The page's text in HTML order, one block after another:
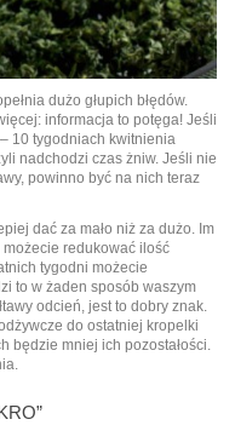
dużo głupich błędów.
informacja to potęga! Jeśli
10 tygodniach kwitnienia
nadchodzi czas żniw. Jeśli nie
powinno być na nich teraz
dać za mało niż za dużo. Im
redukować ilość
tygodni możecie
to w żaden sposób waszym
odcień, jest to dobry znak.
do ostatniej kropelki
będzie mniej ich pozostałości.